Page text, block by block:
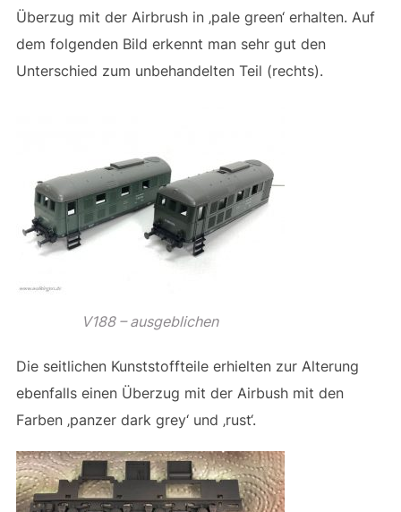
Überzug mit der Airbrush in ‚pale green‘ erhalten. Auf
dem folgenden Bild erkennt man sehr gut den
Unterschied zum unbehandelten Teil (rechts).
V188 – ausgeblichen
Die seitlichen Kunststoffteile erhielten zur Alterung
ebenfalls einen Überzug mit der Airbush mit den
Farben ‚panzer dark grey‘ und ‚rust‘.